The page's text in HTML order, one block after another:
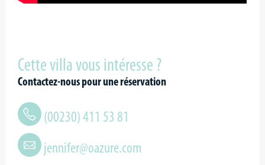
Cette villa vous intéresse ?
Contactez-nous pour une réservation
(00230) 411 53 81
jennifer@oazure.com